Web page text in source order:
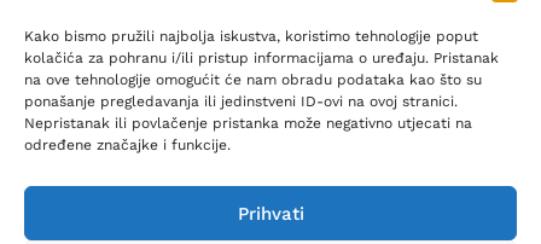
Kako bismo pružili najbolja iskustva, koristimo tehnologije poput
kolačića za pohranu i/ili pristup informacijama o uređaju. Pristanak
na ove tehnologije omogućit će nam obradu podataka kao što su
ponašanje pregledavanja ili jedinstveni ID-ovi na ovoj stranici.
Nepristanak ili povlačenje pristanka može negativno utjecati na
određene značajke i funkcije.
Prihvati
PRAVILA PRIVATNOSTI
POLITIKA KOLAČIĆA